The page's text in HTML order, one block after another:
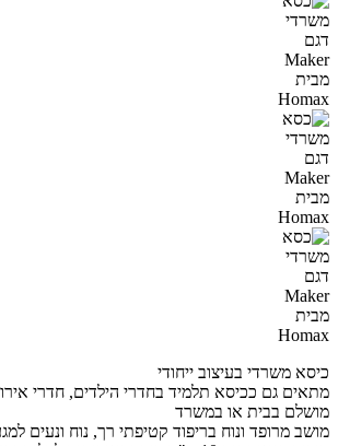
כיסא משרדי בעיצוב ייחודי
מתאים גם ככיסא תלמיד בחדרי הילדים, חדרי
מושלם בבית או במשרד
מושב מרופד ונוח בריפוד קטיפתי רך, נוח ונעים